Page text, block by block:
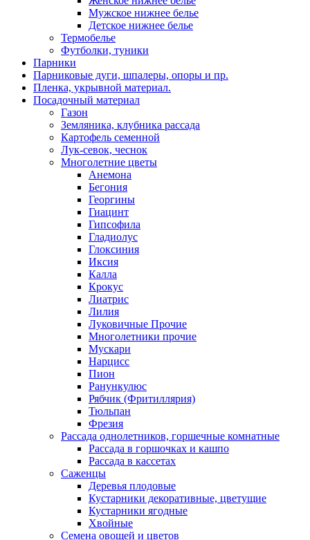
Мужское нижнее белье
Детское нижнее белье
Термобелье
Футболки, туники
Парники
Парниковые дуги, шпалеры, опоры и пр.
Пленка, укрывной материал.
Посадочный материал
Газон
Земляника, клубника рассада
Картофель семенной
Лук-севок, чеснок
Многолетние цветы
Анемона
Бегония
Георгины
Гиацинт
Гипсофила
Гладиолус
Глоксиния
Иксия
Калла
Крокус
Лиатрис
Лилия
Луковичные Прочие
Многолетники прочие
Мускари
Нарцисс
Пион
Ранункулюс
Рябчик (Фритиллярия)
Тюльпан
Фрезия
Рассада однолетников, горшечные комнатные
Рассада в горшочках и кашпо
Рассада в кассетах
Саженцы
Деревья плодовые
Кустарники декоративные, цветущие
Кустарники ягодные
Хвойные
Семена овощей и цветов